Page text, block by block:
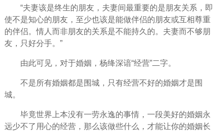
“夫妻该是终生的朋友，夫妻间最重要的是朋友关系，即
使不是知心的朋友，至少也该是能做伴侣的朋友或互相尊重
的伴侣。情人而非朋友的关系是不能持久的。夫妻而不够朋
友，只好分手。”
由此可见，对于婚姻，杨绛深谙“经营”二字。
不是所有婚姻都是围城，只有经营不好的婚姻才是围
城。
毕竟世界上本没有一劳永逸的事情，一段美好的婚姻永
远少不了用心的经营，那么该做些什么，才能让你的婚姻长